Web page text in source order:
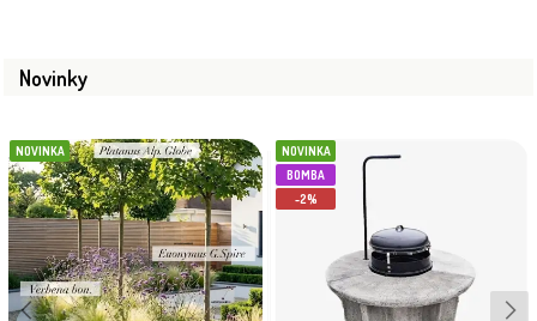
Novinky
NOVINKA
NOVINKA
BOMBA
-2%